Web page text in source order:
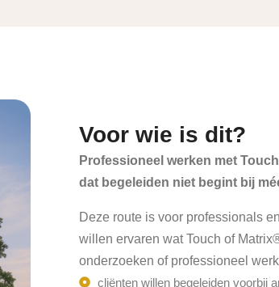
Voor wie is dit?
Professioneel werken met
dat begeleiden niet begint bij
Deze route is voor professionals
willen ervaren wat Touch of
onderzoeken of professioneel
cliënten willen begeleiden voorbij